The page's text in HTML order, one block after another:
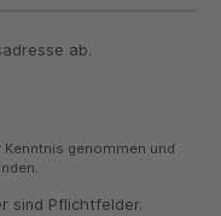
ab.
Kenntnis genommen und
sind Pflichtfelder.